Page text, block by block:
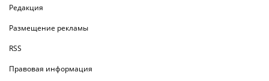
Редакция
Размещение рекламы
RSS
Правовая информация